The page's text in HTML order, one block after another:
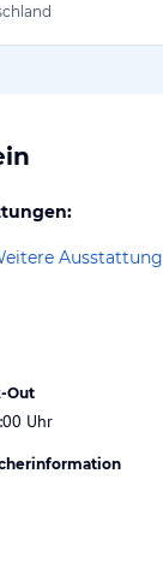
Ausstattung
Out
Uhr